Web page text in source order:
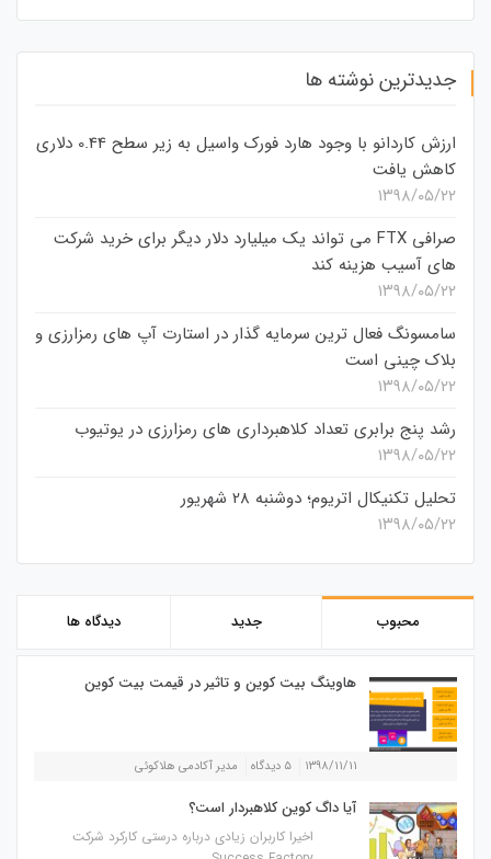
جدیدترین نوشته ها
ارزش کاردانو با وجود هارد فورک واسیل به زیر سطح 0.44 دلاری
کاهش یافت
۱۳۹۸/۰۵/۲۲
صرافی FTX می تواند یک میلیارد دلار دیگر برای خرید شرکت
های آسیب هزینه کند
۱۳۹۸/۰۵/۲۲
سامسونگ فعال‌ ترین سرمایه‌ گذار در استارت‌ آپ‌ های رمزارزی و
بلاک چینی است
۱۳۹۸/۰۵/۲۲
رشد پنج برابری تعداد کلاهبرداری های رمزارزی در یوتیوب
۱۳۹۸/۰۵/۲۲
تحلیل تکنیکال اتریوم؛ دوشنبه 28 شهریور
۱۳۹۸/۰۵/۲۲
محبوب جدید دیدگاه ها
هاوینگ بیت کوین و تاثیر در قیمت بیت کوین
۱۳۹۸/۱۱/۱۱ ۵ دیدگاه مدیر آکادمی هلاکوئی
آیا داگ کوین کلاهبردار است؟
اخیرا کاربران زیادی درباره درستی کارکرد شرکت